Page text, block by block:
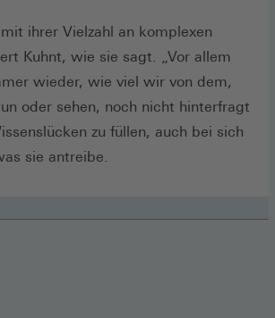
ihrer Vielzahl an komplexen
Kuhnt, wie sie sagt. „Vor allem
wieder, wie viel wir von dem,
oder sehen, noch nicht hinterfragt
zu füllen, auch bei sich
sie antreibe.